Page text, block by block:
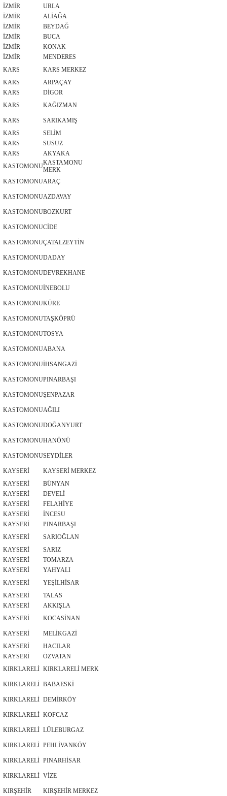
İZMİR
URLA
İZMİR
ALİAĞA
İZMİR
BEYDAĞ
İZMİR
BUCA
İZMİR
KONAK
İZMİR
MENDERES
KARS
KARS MERKEZ
KARS
ARPAÇAY
KARS
DİGOR
KARS
KAĞIZMAN
KARS
SARIKAMIŞ
KARS
SELİM
KARS
SUSUZ
KARS
AKYAKA
KASTOMONUKASTAMONU
MERK
KASTOMONUARAÇ
KASTOMONUAZDAVAY
KASTOMONUBOZKURT
KASTOMONUCİDE
KASTOMONUÇATALZEYTİN
KASTOMONUDADAY
KASTOMONUDEVREKHANE
KASTOMONUİNEBOLU
KASTOMONUKÜRE
KASTOMONUTAŞKÖPRÜ
KASTOMONUTOSYA
KASTOMONUABANA
KASTOMONUİHSANGAZİ
KASTOMONUPINARBAŞI
KASTOMONUŞENPAZAR
KASTOMONUAĞILI
KASTOMONUDOĞANYURT
KASTOMONUHANÖNÜ
KASTOMONUSEYDİLER
KAYSERİ
KAYSERİ MERKEZ
KAYSERİ
BÜNYAN
KAYSERİ
DEVELİ
KAYSERİ
FELAHİYE
KAYSERİ
İNCESU
KAYSERİ
PINARBAŞI
KAYSERİ
SARIOĞLAN
KAYSERİ
SARIZ
KAYSERİ
TOMARZA
KAYSERİ
YAHYALI
KAYSERİ
YEŞİLHİSAR
KAYSERİ
TALAS
KAYSERİ
AKKIŞLA
KAYSERİ
KOCASİNAN
KAYSERİ
MELİKGAZİ
KAYSERİ
HACILAR
KAYSERİ
ÖZVATAN
KIRKLARELİ KIRKLARELİ MERK
KIRKLARELİ BABAESKİ
KIRKLARELİ DEMİRKÖY
KIRKLARELİ KOFCAZ
KIRKLARELİ LÜLEBURGAZ
KIRKLARELİ PEHLİVANKÖY
KIRKLARELİ PINARHİSAR
KIRKLARELİ VİZE
KIRŞEHİR KIRŞEHİR MERKEZ